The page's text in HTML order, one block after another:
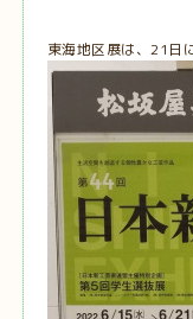
東海地区展は、21日